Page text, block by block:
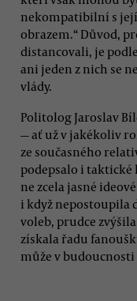
nekompatibilní s
obrazem.“ Důvod,
distancovali, je
ani jeden z nich se
vlády.
Politolog Jaroslav
— ať už v jakékoliv
ze současného
podepsalo i taktické
ne zcela jasné
i když nepostoupila
voleb, prudce
získala řadu
může v budoucnosti